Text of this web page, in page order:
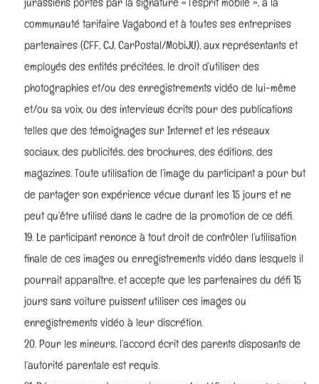
jurassiens portés par la signature « l’esprit mobile », à la
communauté tarifaire Vagabond et à toutes ses entreprises
partenaires (CFF, CJ, CarPostal/MobiJU), aux représentants et
employés des entités précitées, le droit d’utiliser des
photographies et/ou des enregistrements vidéo de lui-même
et/ou sa voix, ou des interviews écrits pour des publications
telles que des témoignages sur Internet et les réseaux
sociaux, des publicités, des brochures, des éditions, des
magazines. Toute utilisation de l’image du participant a pour but
de partager son expérience vécue durant les 15 jours et ne
peut qu’être utilisé dans le cadre de la promotion de ce défi.
Le participant renonce à tout droit de contrôler l’utilisation
finale de ces images ou enregistrements vidéo dans lesquels il
pourrait apparaître, et accepte que les partenaires du défi 15
jours sans voiture puissent utiliser ces images ou
enregistrements vidéo à leur discrétion.
Pour les mineurs, l’accord écrit des parents disposants de
l’autorité parentale est requis.